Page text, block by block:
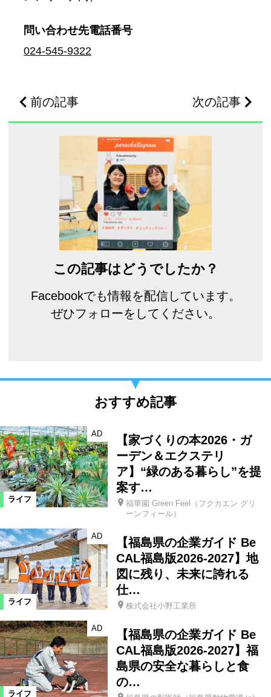
問い合わせ先電話番号
024-545-9322
前の記事 次の記事
この記事はどうでしたか？
Facebookでも情報を配信しています。
ぜひフォローをしてください。
おすすめ記事
ライフ
AD
【家づくりの本2026・ガ
ーデン＆エクステリ
ア】“緑のある暮らし”を提
案す…
福華園 Green Feel（フクカエン グリ
ーンフィール）
ライフ
AD
【福島県の企業ガイド Be
CAL福島版2026-2027】地
図に残り、未来に誇れる
仕…
株式会社小野工業所
ライフ
AD
【福島県の企業ガイド Be
CAL福島版2026-2027】福
島県の安全な暮らしと食
の…